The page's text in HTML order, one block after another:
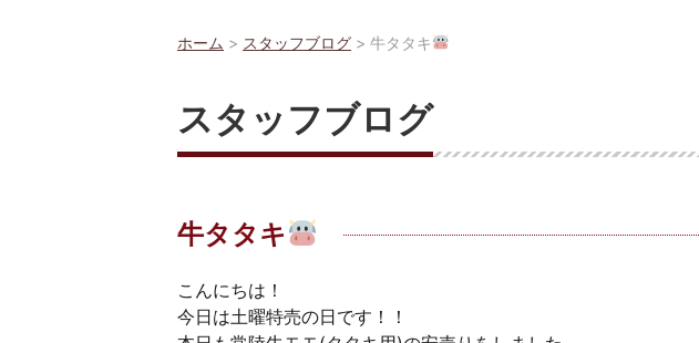
ホーム > スタッフブログ > 牛タタキ
スタッフブログ
牛タタキ
こんにちは！
今日は土曜特売の日です！！